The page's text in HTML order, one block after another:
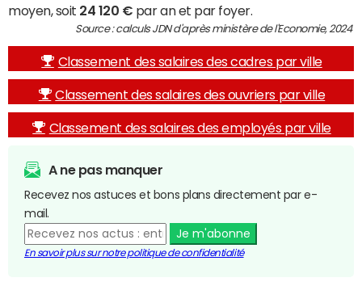
moyen, soit 24 120 € par an et par foyer.
Source : calculs JDN d'après ministère de l'Economie, 2024
Classement des salaires des cadres par ville
Classement des salaires des ouvriers par ville
Classement des salaires des employés par ville
A ne pas manquer
Recevez nos astuces et bons plans directement par e-
mail.
Je m'abonne
En savoir plus sur notre politique de confidentialité